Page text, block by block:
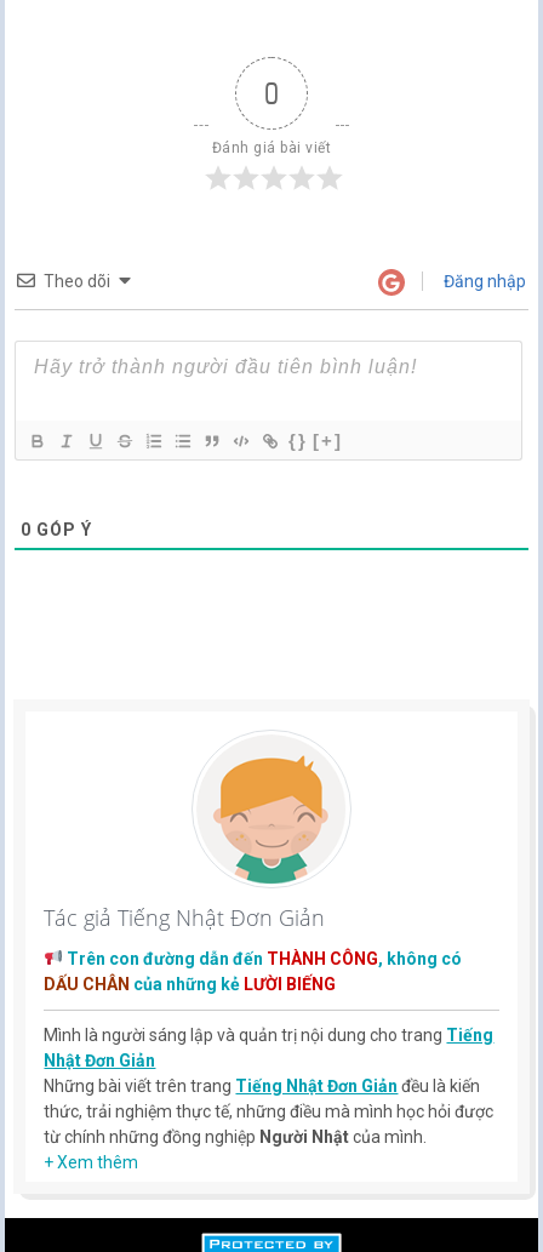
0
Đánh giá bài viết
Theo dõi Đăng nhập
{} [+]
0 GÓP Ý
Tác giả Tiếng Nhật Đơn Giản
Trên con đường dẫn đến THÀNH CÔNG, không có
DẤU CHÂN của những kẻ LƯỜI BIẾNG
Mình là người sáng lập và quản trị nội dung cho trang Tiếng
Nhật Đơn Giản
Những bài viết trên trang Tiếng Nhật Đơn Giản đều là kiến
thức, trải nghiệm thực tế, những điều mà mình học hỏi được
từ chính những đồng nghiệp Người Nhậtcủa mình.
Hy vọng rằng kinh nghiệm mà mình có được sẽ giúp các bạn
+ Xem thêm